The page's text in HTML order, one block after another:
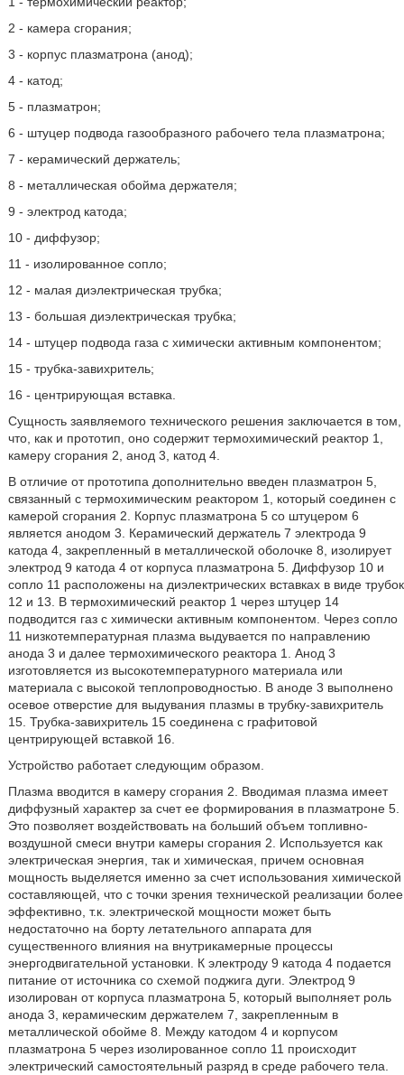
2 - камера сгорания;
3 - корпус плазматрона (анод);
4 - катод;
5 - плазматрон;
6 - штуцер подвода газообразного рабочего тела плазматрона;
7 - керамический держатель;
8 - металлическая обойма держателя;
9 - электрод катода;
10 - диффузор;
11 - изолированное сопло;
12 - малая диэлектрическая трубка;
13 - большая диэлектрическая трубка;
14 - штуцер подвода газа с химически активным компонентом;
15 - трубка-завихритель;
16 - центрирующая вставка.
Сущность заявляемого технического решения заключается в том,
что, как и прототип, оно содержит термохимический реактор 1,
камеру сгорания 2, анод 3, катод 4.
В отличие от прототипа дополнительно введен плазматрон 5,
связанный с термохимическим реактором 1, который соединен с
камерой сгорания 2. Корпус плазматрона 5 со штуцером 6
является анодом 3. Керамический держатель 7 электрода 9
катода 4, закрепленный в металлической оболочке 8, изолирует
электрод 9 катода 4 от корпуса плазматрона 5. Диффузор 10 и
сопло 11 расположены на диэлектрических вставках в виде трубок
12 и 13. В термохимический реактор 1 через штуцер 14
подводится газ с химически активным компонентом. Через сопло
11 низкотемпературная плазма выдувается по направлению
анода 3 и далее термохимического реактора 1. Анод 3
изготовляется из высокотемпературного материала или
материала с высокой теплопроводностью. В аноде 3 выполнено
осевое отверстие для выдувания плазмы в трубку-завихритель
15. Трубка-завихритель 15 соединена с графитовой
центрирующей вставкой 16.
Устройство работает следующим образом.
Плазма вводится в камеру сгорания 2. Вводимая плазма имеет
диффузный характер за счет ее формирования в плазматроне 5.
Это позволяет воздействовать на больший объем топливно-
воздушной смеси внутри камеры сгорания 2. Используется как
электрическая энергия, так и химическая, причем основная
мощность выделяется именно за счет использования химической
составляющей, что с точки зрения технической реализации более
эффективно, т.к. электрической мощности может быть
недостаточно на борту летательного аппарата для
существенного влияния на внутрикамерные процессы
энергодвигательной установки. К электроду 9 катода 4 подается
питание от источника со схемой поджига дуги. Электрод 9
изолирован от корпуса плазматрона 5, который выполняет роль
анода 3, керамическим держателем 7, закрепленным в
металлической обойме 8. Между катодом 4 и корпусом
плазматрона 5 через изолированное сопло 11 происходит
электрический самостоятельный разряд в среде рабочего тела.